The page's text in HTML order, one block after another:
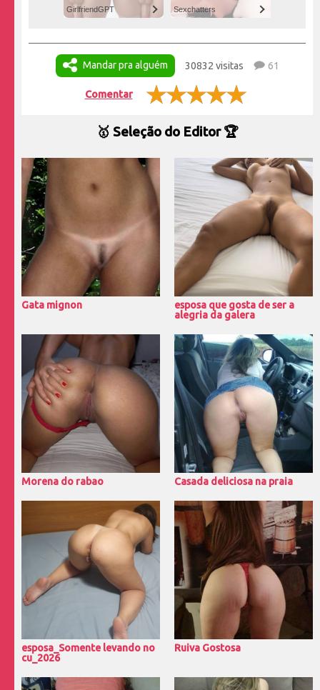
GirlfriendGPT Sexchatters
Mandar pra alguém 30832 visitas 61
Comentar
🥇 Seleção do Editor 🏆
Gata mignon
esposa que gosta de ser a
alegria da galera
Morena do rabao Casada deliciosa na praia
esposa_Somente levando no
cu_2026
Ruiva Gostosa